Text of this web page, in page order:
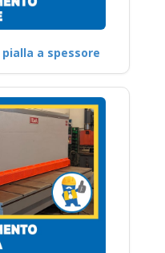
a spessore